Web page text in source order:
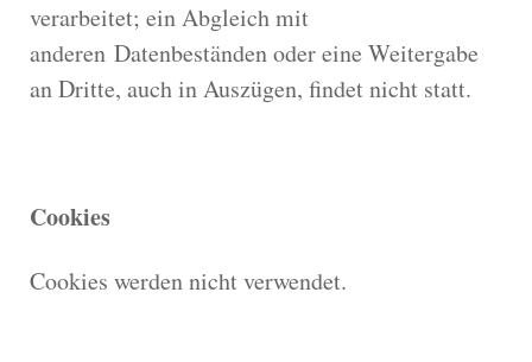
verarbeitet; ein Abgleich mit
anderen Datenbeständen oder eine Weitergabe
an Dritte, auch in Auszügen, findet nicht statt.
Cookies
Cookies werden nicht verwendet.